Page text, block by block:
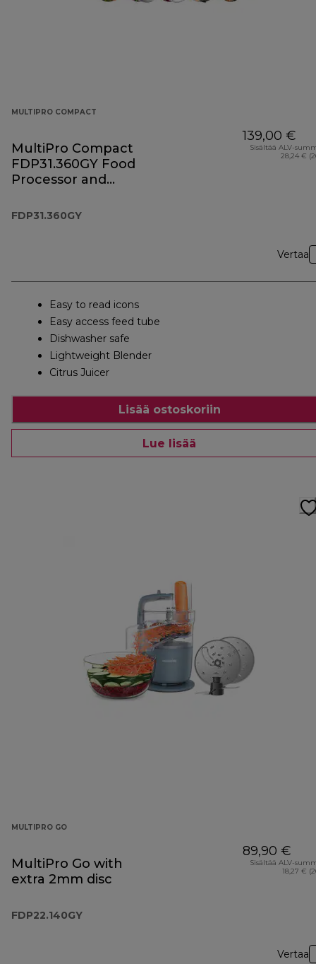
MULTIPRO COMPACT
MultiPro Compact
FDP31.360GY Food
Processor and
FDP31.360GY
139,00 €
Sisältää ALV-
28,24 €
Vertaa
Easy to read icons
Easy access feed tube
Dishwasher safe
Lightweight Blender
Citrus Juicer
Lisää ostoskoriin
Lue lisää
MULTIPRO GO
MultiPro Go with
extra 2mm disc
FDP22.140GY
89,90 €
Sisältää ALV-
18,27 €
Vertaa